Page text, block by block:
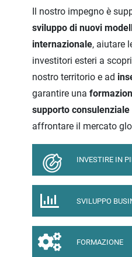
REPLICA
Attività di
Torino |
21
set
AUTOMOTIVE: il
Sicurezza e la
della committenza
Attività di
24
set
L’avviso di rifiuto
nelle Demand
LCs
Attività di formazione
Torino |
29
A.I. e
modelli predittivi e
pianificare crescita,
posizionamento
Il nostro impegno è
sviluppo di nuovi
internazionale, aiutare
investitori esteri a
nostro territorio e ad
garantire una
supporto consulenziale
affrontare il mercato
INVESTIRE IN
SVILUPPO
FORMAZIONE